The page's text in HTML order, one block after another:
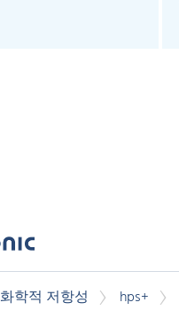
화학적 저항성 hps+